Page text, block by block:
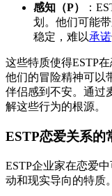
感知（P）
：
划。他们可能
稳定，难以承诺
这些特质使得ESTP
他们的冒险精神可以
伴侣感到不安。通过
解这些行为的根源。
ESTP恋爱关系的
ESTP企业家在恋爱
动和现实导向的特质